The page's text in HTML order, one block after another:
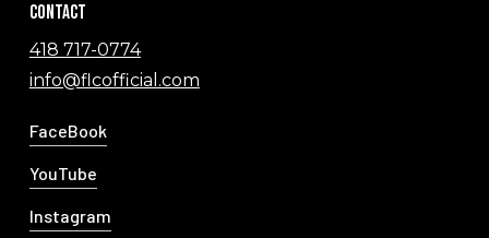
Contact
418 717-0774
info@flcofficial.com
FaceBook
YouTube
Instagram